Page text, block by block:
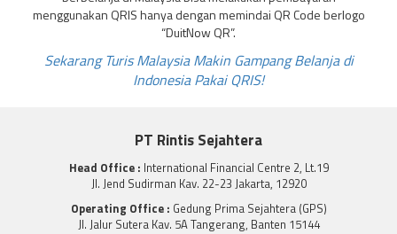
menggunakan QRIS hanya dengan memindai QR Code berlogo
“DuitNow QR”.
Sekarang Turis Malaysia Makin Gampang Belanja di
Indonesia Pakai QRIS!
PT Rintis Sejahtera
Head Office : International Financial Centre 2, Lt.19
Jl. Jend Sudirman Kav. 22-23 Jakarta, 12920
Operating Office : Gedung Prima Sejahtera (GPS)
Jl. Jalur Sutera Kav. 5A Tangerang, Banten 15144